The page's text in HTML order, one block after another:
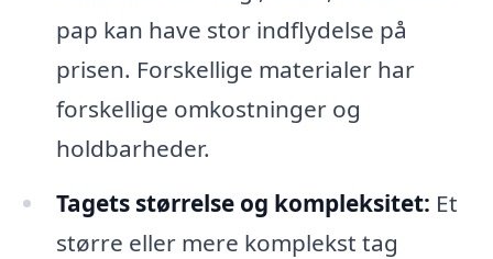
pap kan have stor indflydelse på
prisen. Forskellige materialer har
forskellige omkostninger og
holdbarheder.
Tagets størrelse og kompleksitet: Et
større eller mere komplekst tag